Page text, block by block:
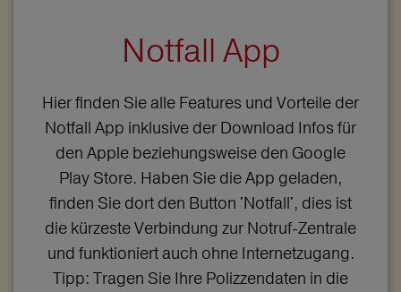
Notfall App
Hier finden Sie alle Features und Vorteile der
Notfall App inklusive der Download Infos für
den Apple beziehungsweise den Google
Play Store. Haben Sie die App geladen,
finden Sie dort den Button 'Notfall', dies ist
die kürzeste Verbindung zur Notruf-Zentrale
und funktioniert auch ohne Internetzugang.
Tipp: Tragen Sie Ihre Polizzendaten in die